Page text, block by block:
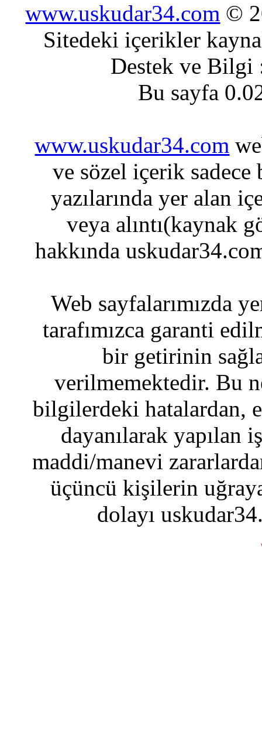
www.uskudar34.com ©
Sitedeki içerikler
Destek ve
Bu sayfa
www.uskudar34.com
ve sözel içerik sadece
yazılarında yer alan
veya alıntı(kaynak
hakkında
Web sayfalarımızda
tarafımızca garanti
bir getirinin
verilmemektedir. Bu
bilgilerdeki hatalardan,
dayanılarak yapılan
maddi/manevi
üçüncü kişilerin
dolayı